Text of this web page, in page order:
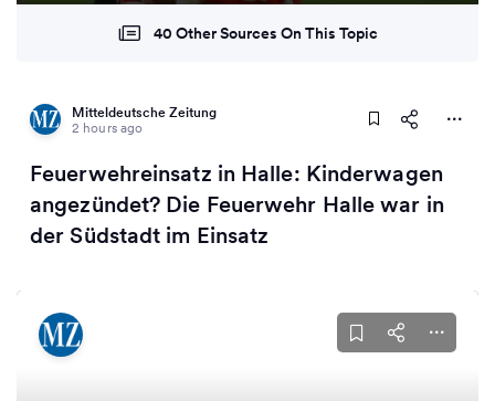
40 Other Sources On This Topic
Mitteldeutsche Zeitung
2 hours ago
Feuerwehreinsatz in Halle: Kinderwagen
angezündet? Die Feuerwehr Halle war in
der Südstadt im Einsatz